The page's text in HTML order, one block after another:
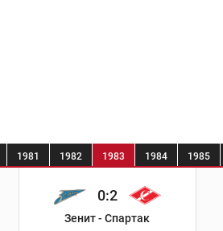
1981 1982 1983 1984 1985
0:2
Зенит - Спартак